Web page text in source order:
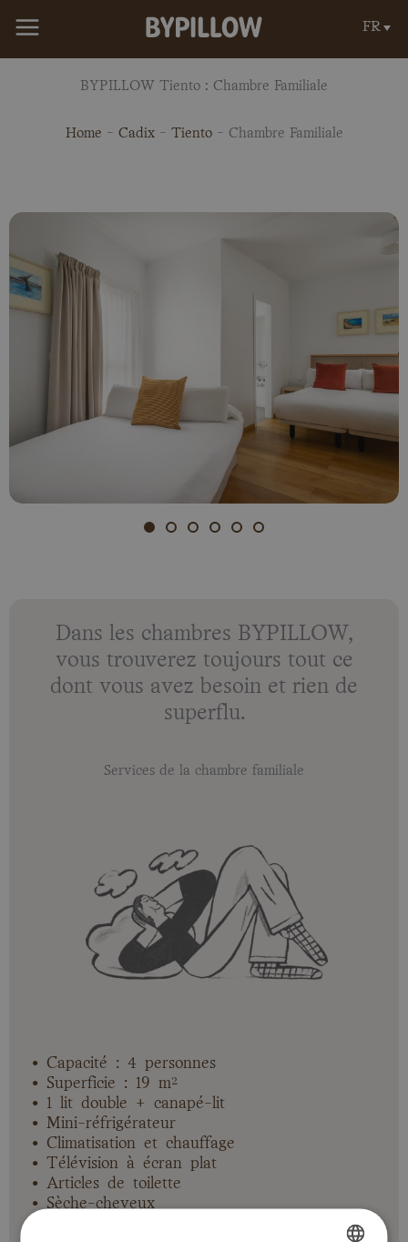
FR
BYPILLOW Tiento : Chambre Familiale
Home - Cadix- Tiento- Chambre Familiale
Dans les chambres BYPILLOW,
vous trouverez toujours tout ce
dont vous avez besoin et rien de
superflu.
Services de la chambre familiale
• Capacité : 4 personnes
• Superficie : 19 m²
• 1 lit double + canapé-lit
• Mini-réfrigérateur
• Climatisation et chauffage
• Télévision à écran plat
• Articles de toilette
• Sèche-cheveux